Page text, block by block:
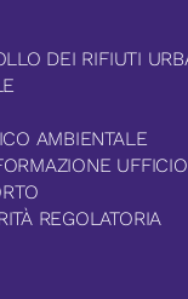
DEI RIFIUTI
AMBIENTALE
REGOLATORIA